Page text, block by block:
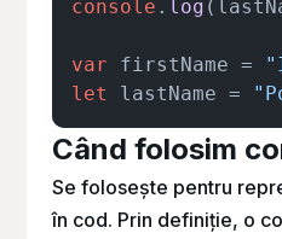
console . log
var firstName =
let lastName =
Când folosim
Se folosește pentru
în cod. Prin definiție, o